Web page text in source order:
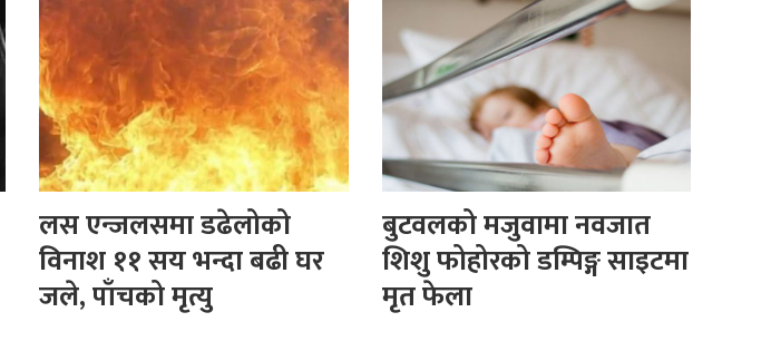
लस एन्जलसमा डढेलोको
विनाश ११ सय भन्दा बढी घर
जले, पाँचको मृत्यु
बुटवलको मजुवामा नवजात
शिशु फोहोरको डम्पिङ्ग साइटमा
मृत फेला